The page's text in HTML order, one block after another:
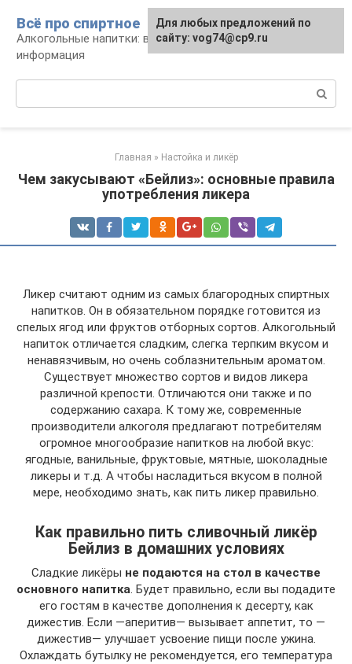
контенту
Всё про спиртное
Алкогольные напитки: виды, рецепты,
информация
Главная » Настойка и ликёр
Чем закусывают «Бейлиз»: основные правила
употребления ликера
Ликер считают одним из самых благородных спиртных
напитков. Он в обязательном порядке готовится из
спелых ягод или фруктов отборных сортов. Алкогольный
напиток отличается сладким, слегка терпким вкусом и
ненавязчивым, но очень соблазнительным ароматом.
Существует множество сортов и видов ликера
различной крепости. Отличаются они также и по
содержанию сахара. К тому же, современные
производители алкоголя предлагают потребителям
огромное многообразие напитков на любой вкус:
ягодные, ванильные, фруктовые, мятные, шоколадные
ликеры и т.д. А чтобы насладиться вкусом в полной
мере, необходимо знать, как пить ликер правильно.
Как правильно пить сливочный ликёр
Бейлиз в домашних условиях
Сладкие ликёры не подаются на стол в качестве
основного напитка. Будет правильно, если вы подадите
его гостям в качестве дополнения к десерту, как
дижестив. Если —аперитив— вызывает аппетит, то —
дижестив— улучшает усвоение пищи после ужина.
Охлаждать бутылку не рекомендуется, его температура
Для любых предложений по
сайту: vog74@cp9.ru